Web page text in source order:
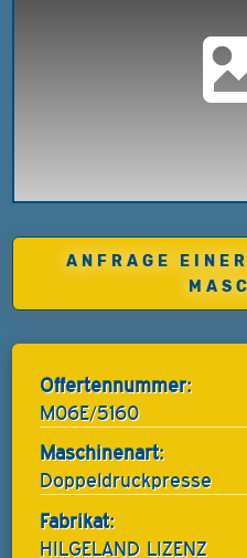
ANFRAGE
Offertennummer:
M06E/5160
Maschinenart:
Doppeldruckpresse
Fabrikat:
HILGELAND LIZENZ